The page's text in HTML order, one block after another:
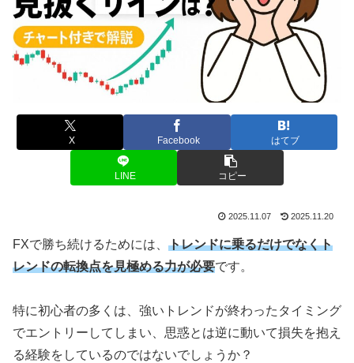
X Facebook はてブ
LINE コピー
2025.11.07 2025.11.20
FXで勝ち続けるためには、 トレンドに乗るだけでなくト
レンドの転換点を見極める力が必要です。
特に初心者の多くは、強いトレンドが終わったタイミング
でエントリーしてしまい、思惑とは逆に動いて損失を抱え
る経験をしているのではないでしょうか？